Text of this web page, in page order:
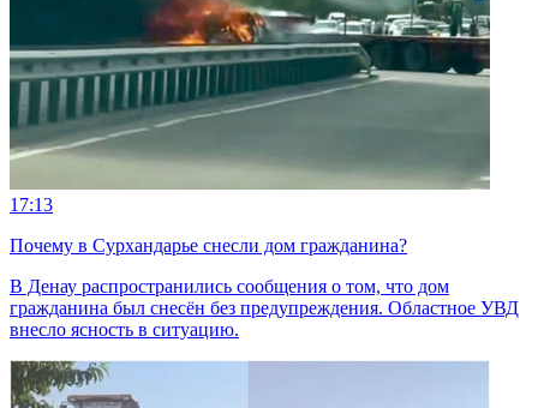
17:13
Почему в Сурхандарье снесли дом гражданина?
В Денау распространились сообщения о том, что дом
гражданина был снесён без предупреждения. Областное УВД
внесло ясность в ситуацию.